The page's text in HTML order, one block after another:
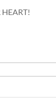
HEART!